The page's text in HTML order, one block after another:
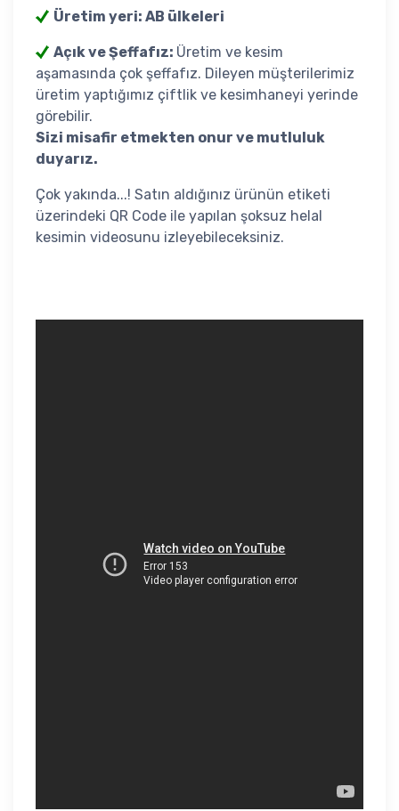
Üretim yeri: AB ülkeleri
Açık ve Şeffafız: Üretim ve kesim
aşamasında çok şeffafız. Dileyen müşterilerimiz
üretim yaptığımız çiftlik ve kesimhaneyi yerinde
görebilir.
Sizi misafir etmekten onur ve mutluluk
duyarız.
Çok yakında...! Satın aldığınız ürünün etiketi
üzerindeki QR Code ile yapılan şoksuz helal
kesimin videosunu izleyebileceksiniz.